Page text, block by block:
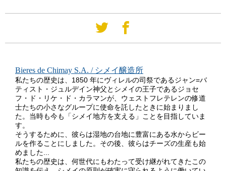
Bieres de Chimay S.A. / シメイ醸造所
私たちの歴史は、1850 年にヴィレルの司祭であるジャン=バ
ティスト・ジュルデイン神父とシメイの王子であるジョセ
フ・ド・リケ・ド・カラマンが、ウェストフレテレンの修道
士たちの小さなグループに使命を託したときに始まりまし
た。当時も今も「シメイ地方を支える」ことを目指していま
す。
そうするために、彼らは湿地の台地に豊富にある水からビー
ルを作ることにしました。その後、彼らはチーズの生産も始
めました...
私たちの歴史は、何世代にもわたって受け継がれてきたこの